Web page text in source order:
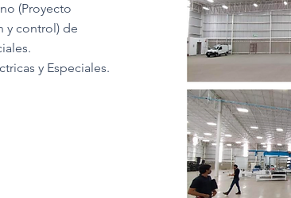
(Proyecto
y control) de
y Especiales.